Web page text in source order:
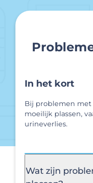
In het kort
Bij problemen met
moeilijk plassen,
urineverlies.
Wat zijn